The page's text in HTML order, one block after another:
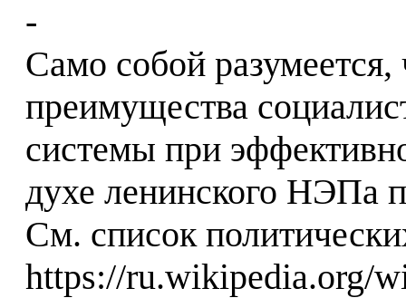
-
Само собой разумеется,
преимущества
системы при
духе ленинского НЭПа
См. список
https://ru.wikipedia.org/